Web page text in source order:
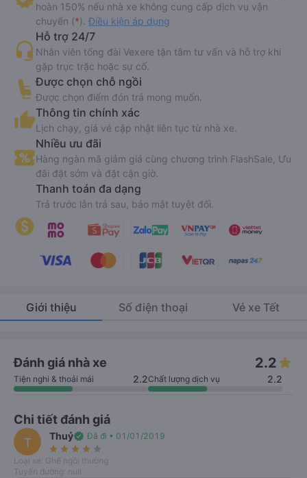
hoàn 150% nếu nhà xe không cung cấp dịch vụ vận
chuyển (*). Điều kiện áp dụng
Hỗ trợ 24/7
Nhân viên tổng đài Vexere tận tâm tư vấn và hỗ trợ khi
gặp trục trặc hoặc sự cố.
Được chọn chỗ ngồi
Được chọn điểm đón trả mong muốn.
Thông tin chính xác
Lịch chạy, giá vé cập nhật liên tục từ nhà xe.
Nhiều ưu đãi
Hàng ngàn mã giảm giá cùng chương trình FlashSale, Ưu
đãi đặt sớm và đặt cận giờ.
Thanh toán đa dạng
Trả trước lẫn trả sau, bảo mật tuyệt đối.
Giới thiệu Số điện thoại Vé xe Tết
Đánh giá nhà xe 2.2
Tiện nghi & thoải mái 2.2Chất lượng dịch vụ 2.2
Chi tiết đánh giá
T Thuỷverified Đã đi • 01/01/2019
star_rate star_rate star_rate star_rate star_rate
Loại xe: Ghế ngồi thường
Tuyến đường: null